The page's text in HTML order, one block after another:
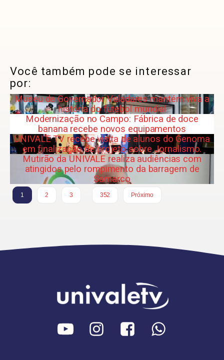
Você também pode se interessar
por:
Museu de Governador Valadares mantém viva a
história do futebol mundial
Modernização no Campo: Fábrica de doce
banana recebe novos equipamentos
UNIVALE TV recebe visita de alunos do Genoma
em finalização de projeto sobre Jornalismo.
Mutirão da UNIVALE realiza audiências com
atingidos pelo rompimento da barragem de
Samarco
1 2 3
352
Próximo